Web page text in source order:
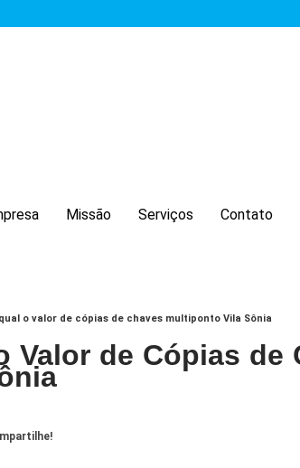
Missão Serviços Contato
qual o valor de cópias de chaves multiponto Vila Sônia
Valor de Cópias de